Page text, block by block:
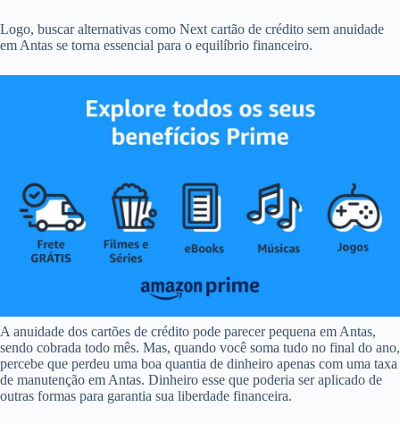
Logo, buscar alternativas como Next cartão de crédito sem anuidade
em Antas se torna essencial para o equilíbrio financeiro.
A anuidade dos cartões de crédito pode parecer pequena em Antas,
sendo cobrada todo mês. Mas, quando você soma tudo no final do ano,
percebe que perdeu uma boa quantia de dinheiro apenas com uma taxa
de manutenção em Antas. Dinheiro esse que poderia ser aplicado de
outras formas para garantia sua liberdade financeira.